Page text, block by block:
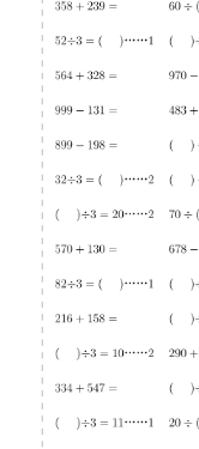
童
英
语
启
蒙